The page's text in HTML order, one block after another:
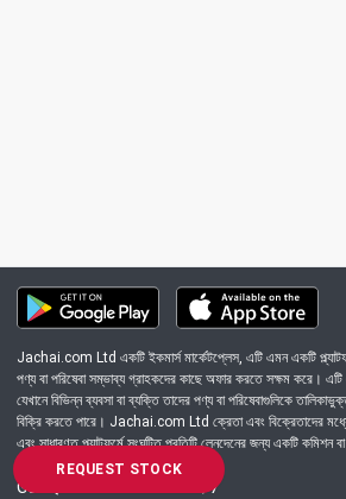
REQUEST STOCK
Jachai.com Ltd একটি ইকমার্স মার্কেটপ্লেস, এটি এমন একটি
পণ্য বা পরিষেবা সম্ভাব্য গ্রাহকদের কাছে অফার করতে সক্ষম করে।
যেখানে বিভিন্ন ব্যবসা বা ব্যক্তি তাদের পণ্য বা পরিষেবাগুলিকে
বিক্রি করতে পারে। Jachai.com Ltd ক্রেতা এবং বিক্রেতাদের মধ্যে
এবং সাধারণত প্ল্যাটফর্মে সংঘটিত প্রতিটি লেনদেনের জন্য একটি কমিশন
Got Question? Call us 24/7